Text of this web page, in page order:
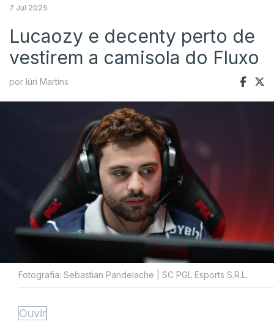
7 Jul 2025
Lucaozy e decenty perto de
vestirem a camisola do Fluxo
por Iúri Martins
Fotografia: Sebastian Pandelache | SC PGL Esports S.R.L.
Ouvir